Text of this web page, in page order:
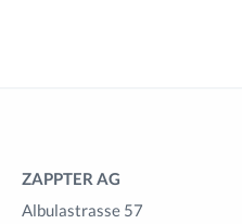
ZAPPTER AG
Albulastrasse 57